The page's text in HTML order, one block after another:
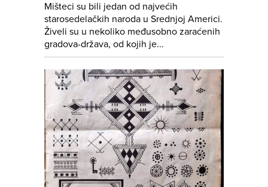
Mišteci su bili jedan od najvećih
starosedelačkih naroda u Srednjoj Americi.
Živeli su u nekoliko međusobno zaraćenih
gradova-država, od kojih je...